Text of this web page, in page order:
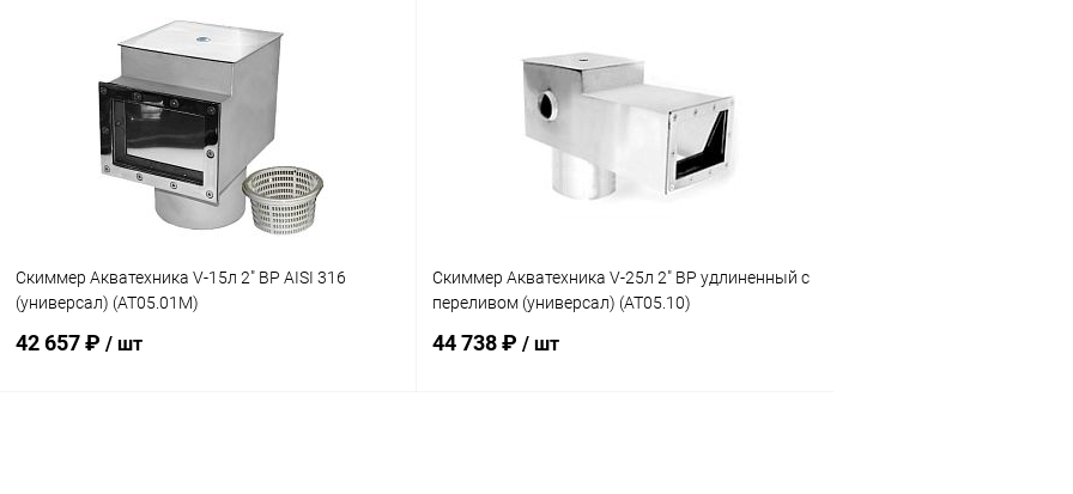
В корзину
В избранное
К сравнению Под заказ
В избранное
К сравнению Под заказ
Скиммер Акватехника V-15л 2" ВР AISI 316
(универсал) (AT05.01M)
42 657 ₽ / шт
Скиммер Акватехника V-25л 2" ВР удлиненный с
переливом (универсал) (AT05.10)
44 738 ₽ / шт